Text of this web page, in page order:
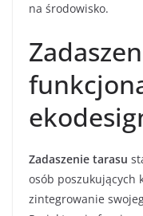
na środowisko.
Zadaszenie tarasu
osób poszukujących
zintegrowanie